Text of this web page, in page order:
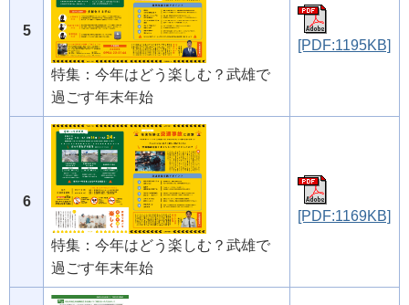
5
特集：今年はどう楽しむ？武雄で
過ごす年末年始
[PDF:1195KB]
6
特集：今年はどう楽しむ？武雄で
過ごす年末年始
[PDF:1169KB]